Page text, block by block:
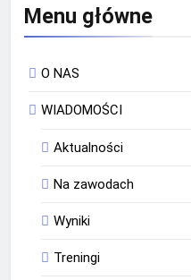
Menu główne
O NAS
WIADOMOŚCI
Aktualności
Na zawodach
Wyniki
Treningi